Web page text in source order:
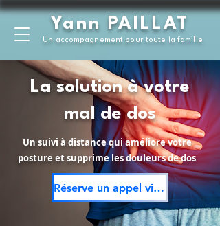
Yann PAILLAT
Un accompagnement pour toute la famille
La solution à votre
mal de dos
Un suivi à distance qui améliore votre
posture et supprime les douleurs de dos
Réserve un appel visio GRATUIT